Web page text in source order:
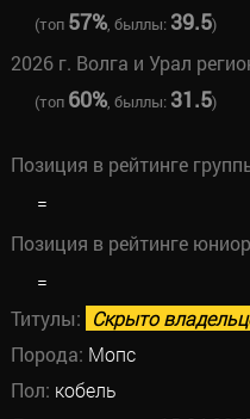
(топ 57%, быллы: 39.5)
2026 г. Волга и Урал
(топ 60%, быллы: 31.5)
Позиция в рейтинге
=
Позиция в рейтинге
=
Титулы: Скрыто
Порода: Мопс
Пол: кобель